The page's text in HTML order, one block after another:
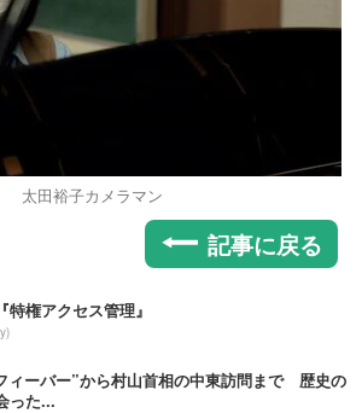
太田裕子カメラマン
記事に戻る
権アクセス管理』
ィーバー”から村山首相の中東訪問まで 歴史の
った...